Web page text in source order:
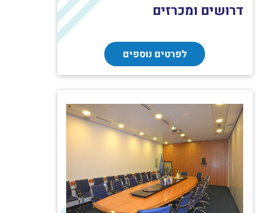
דרושים ומכרזים
לפרטים נוספים